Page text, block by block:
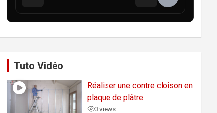
Tuto Vidéo
Réaliser une contre cloison en
plaque de plâtre
3views